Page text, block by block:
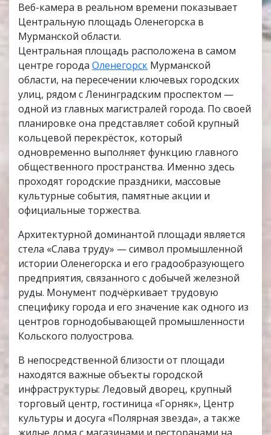
Веб-камера в реальном времени показывает
Центральную площадь Оленегорска в
Мурманской области.
Центральная площадь расположена в самом
центре города Оленегорск Мурманской
области, на пересечении ключевых городских
улиц, рядом с Ленинградским проспектом —
одной из главных магистралей города. По своей
планировке она представляет собой крупный
кольцевой перекрёсток, который
одновременно выполняет функцию главного
общественного пространства. Именно здесь
проходят городские праздники, массовые
культурные события, памятные акции и
официальные торжества.
Архитектурной доминантой площади является
стела «Слава труду» — символ промышленной
истории Оленегорска и его градообразующего
предприятия, связанного с добычей железной
руды. Монумент подчёркивает трудовую
специфику города и его значение как одного из
центров горнодобывающей промышленности
Кольского полуострова.
В непосредственной близости от площади
находятся важные объекты городской
инфраструктуры: Ледовый дворец, крупный
торговый центр, гостиница «Горняк», Центр
культуры и досуга «Полярная звезда», а также